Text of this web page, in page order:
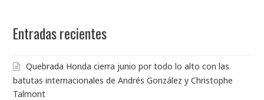
Entradas recientes
Quebrada Honda cierra junio por todo lo alto con las
batutas internacionales de Andrés González y Christophe
Talmont